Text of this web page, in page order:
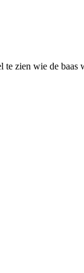
zien wie de baas